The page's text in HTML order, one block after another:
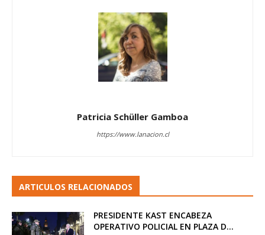
Patricia Schüller Gamboa
https://www.lanacion.cl
ARTICULOS RELACIONADOS
PRESIDENTE KAST ENCABEZA
OPERATIVO POLICIAL EN PLAZA D...